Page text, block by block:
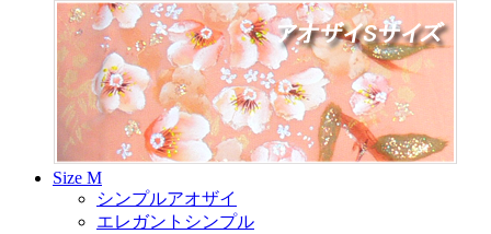
Size M
シンプルアオザイ
エレガントシンプル